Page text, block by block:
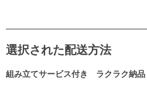
選択された配送方法
組み立てサービス付き ラクラク納品